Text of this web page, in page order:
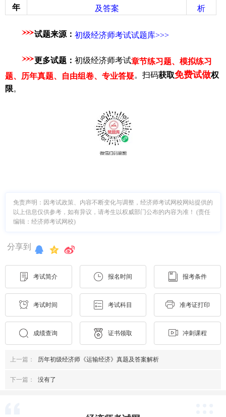
年
及答案
析
试题来源： 初级经济师考试试题库>>>
更多试题： 初级经济师考试章节练习题、模拟练习
题、历年真题、自由组卷、专业答疑。扫码获取免费试做权
限。
免责声明：因考试政策、内容不断变化与调整，经济师考试网校网站提供的
以上信息仅供参考，如有异议，请考生以权威部门公布的内容为准！ (责任
编辑：经济师考试网校)
分享到
考试简介 报名时间 报考条件
考试时间 考试科目 准考证打印
成绩查询 证书领取 冲刺课程
上一篇： 历年初级经济师《运输经济》真题及答案解析
下一篇： 没有了